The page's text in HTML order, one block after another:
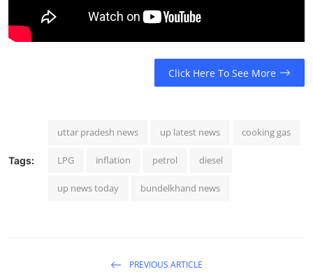
Click Here To See More
Tags:
uttar pradesh news up latest news cooking gas
LPG inflation petrol diesel
up news today bundelkhand news
PREVIOUS ARTICLE